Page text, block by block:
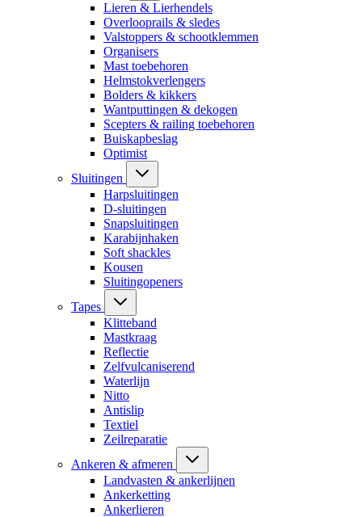
Lieren & Lierhendels
Overlooprails & sledes
Valstoppers & schootklemmen
Organisers
Mast toebehoren
Helmstokverlengers
Bolders & kikkers
Wantputtingen & dekogen
Scepters & railing toebehoren
Buiskapbeslag
Optimist
Sluitingen
Harpsluitingen
D-sluitingen
Snapsluitingen
Karabijnhaken
Soft shackles
Kousen
Sluitingopeners
Tapes
Klitteband
Mastkraag
Reflectie
Zelfvulcaniserend
Waterlijn
Nitto
Antislip
Textiel
Zeilreparatie
Ankeren & afmeren
Landvasten & ankerlijnen
Ankerketting
Ankerlieren